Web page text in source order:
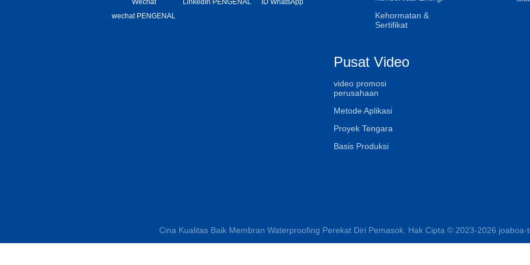
Wechat
wechat PENGENAL
LinkedIn PENGENAL ID WhatsApp
Kehormatan &
Sertifikat
Pusat Video
video promosi
perusahaan
Metode Aplikasi
Proyek Tengara
Basis Produksi
Cina Kualitas Baik Membran Waterproofing Perekat Diri Pemasok. Hak Cipta © 2023-2026 joaboa-